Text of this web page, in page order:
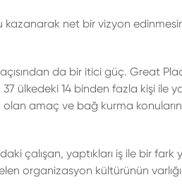
kazanarak net bir vizyon
da bir itici güç. Great
ülkedeki 14 binden fazla kişi ile
olan amaç ve bağ kurma
çalışan, yaptıkları iş ile bir
organizasyon kültürünün